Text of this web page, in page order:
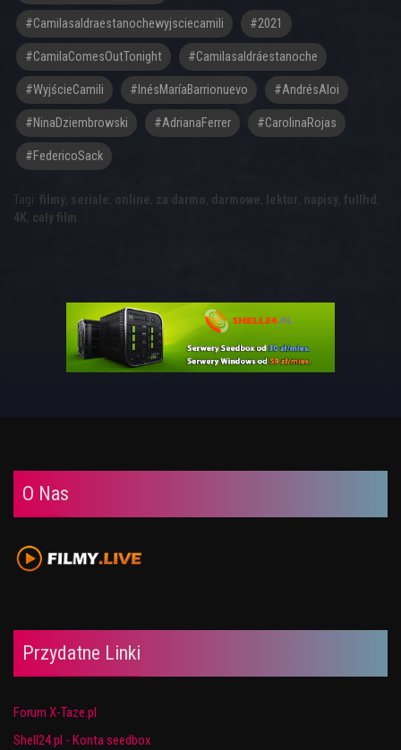
#camilasaldraestanochewyjsciecamili #2021
#CamilaComesOutTonight #Camilasaldráestanoche
#WyjścieCamili #InésMaríaBarrionuevo #AndrésAloi
#NinaDziembrowski #AdrianaFerrer #CarolinaRojas
#FedericoSack
Tagi: filmy, seriale, online, za darmo, darmowe, lektor, napisy, fullhd ,
4K, cały film
O Nas
Przydatne Linki
Forum X-Taze.pl
Shell24.pl - Konta seedbox